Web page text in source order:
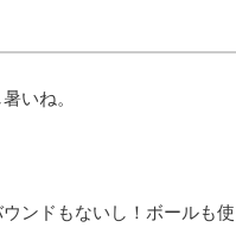
いね。
ンドもないし！ボールも使